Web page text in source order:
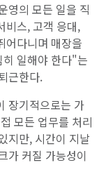
영의 모든 일을 직
비스, 고객 응대,
어다니며 매장을
일해야 한다"는
근한다.
장기적으로는 가
모든 업무를 처리
지만, 시간이 지날
가 커질 가능성이